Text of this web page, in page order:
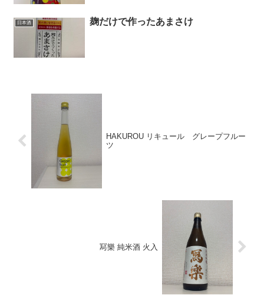
日本酒 麹だけで作ったあまさけ
HAKUROU リキュール グレープフルー
ツ
冩樂 純米酒 火入